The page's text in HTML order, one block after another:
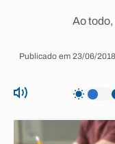
Ao todo,
Publicado em 23/06/